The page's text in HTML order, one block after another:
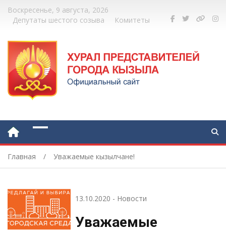
Воскресенье, 9 августа, 2026
Депутаты шестого созыва
Комитеты
Главная Уважаемые кызылчане!
13.10.2020 - Новости
Уважаемые